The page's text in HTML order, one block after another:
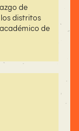
de
distritos
de